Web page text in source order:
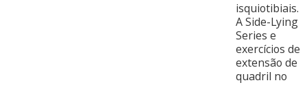
isquiotibiais.
A Side-Lying
Series e
exercícios de
extensão de
quadril no